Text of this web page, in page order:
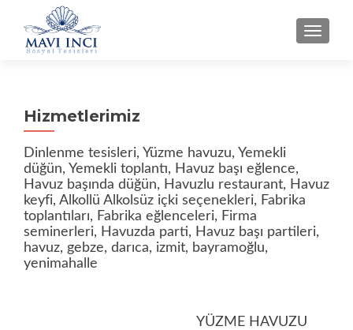
Hizmetlerimiz
Dinlenme tesisleri, Yüzme havuzu, Yemekli
düğün, Yemekli toplantı, Havuz başı eğlence,
Havuz başında düğün, Havuzlu restaurant, Havuz
keyfi, Alkollü Alkolsüz içki seçenekleri, Fabrika
toplantıları, Fabrika eğlenceleri, Firma
seminerleri, Havuzda parti, Havuz başı partileri,
havuz, gebze, darıca, izmit, bayramoğlu,
yenimahalle
YÜZME HAVUZU